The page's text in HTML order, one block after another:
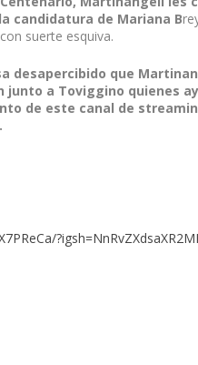
candidatura de Mariana B
suerte esquiva.
desapercibido que
junto a Toviggino quienes
de este canal de